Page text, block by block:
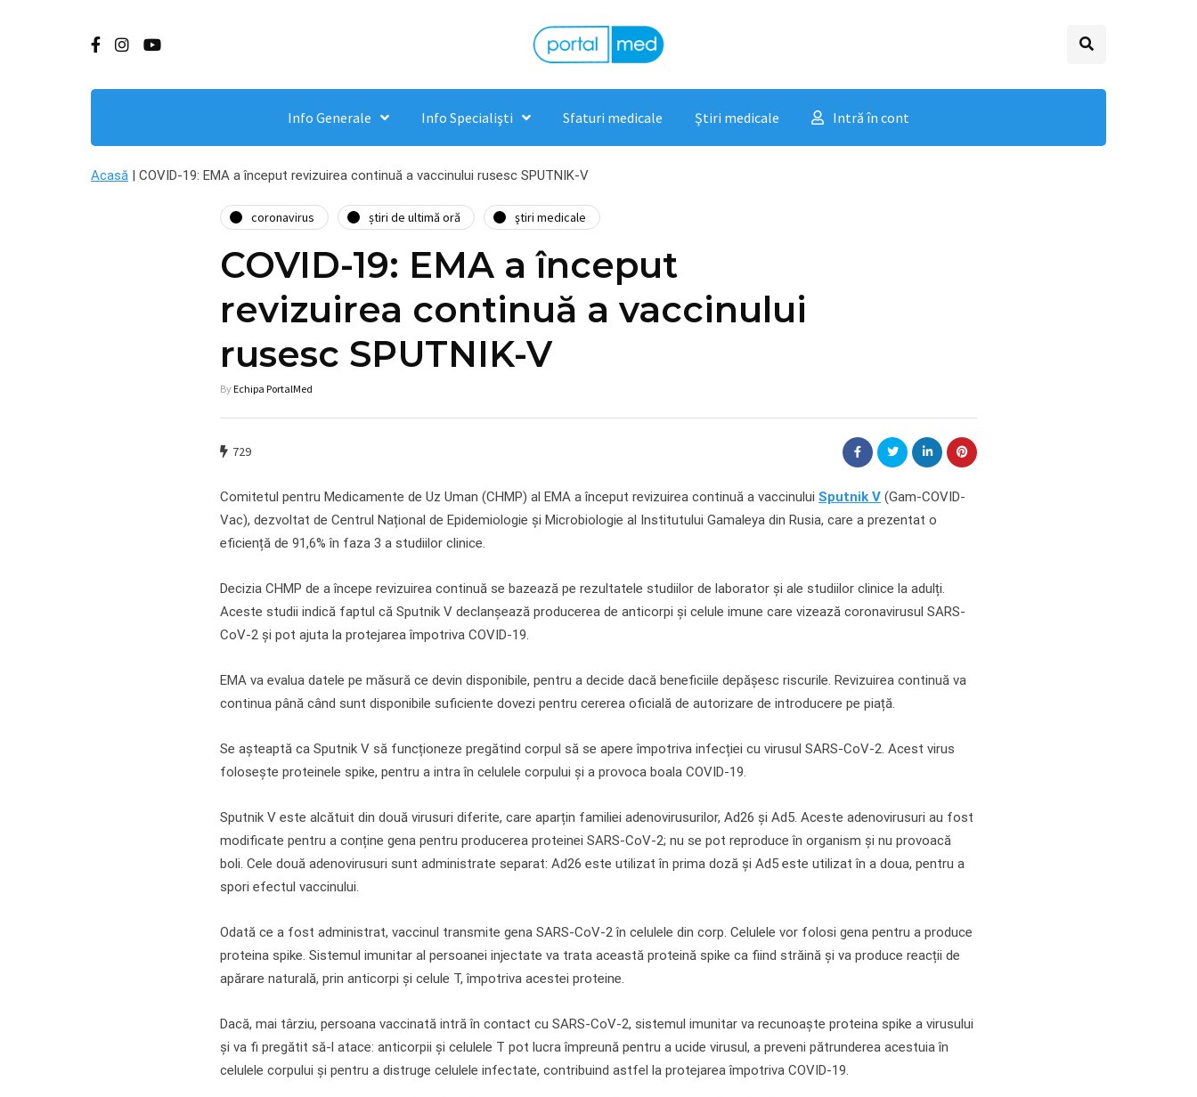
Info Generale Info Specialişti Sfaturi medicale Ştiri medicale Intră în cont
Acasă | COVID-19: EMA a început revizuirea continuă a vaccinului rusesc SPUTNIK-V
coronavirus știri de ultimă oră ştiri medicale
COVID-19: EMA a început
revizuirea continuă a vaccinului
rusesc SPUTNIK-V
By Echipa PortalMed
729
Comitetul pentru Medicamente de Uz Uman (CHMP) al EMA a început revizuirea continuă a vaccinului Sputnik V (Gam-COVID-
Vac), dezvoltat de Centrul Național de Epidemiologie și Microbiologie al Institutului Gamaleya din Rusia, care a prezentat o
eficiență de 91,6% în faza 3 a studiilor clinice.
Decizia CHMP de a începe revizuirea continuă se bazează pe rezultatele studiilor de laborator și ale studiilor clinice la adulți.
Aceste studii indică faptul că Sputnik V declanșează producerea de anticorpi și celule imune care vizează coronavirusul SARS-
CoV-2 și pot ajuta la protejarea împotriva COVID-19.
EMA va evalua datele pe măsură ce devin disponibile, pentru a decide dacă beneficiile depășesc riscurile. Revizuirea continuă va
continua până când sunt disponibile suficiente dovezi pentru cererea oficială de autorizare de introducere pe piață.
Se așteaptă ca Sputnik V să funcționeze pregătind corpul să se apere împotriva infecției cu virusul SARS-CoV-2. Acest virus
folosește proteinele ​​spike, pentru a intra în celulele corpului și a provoca boala COVID-19.
Sputnik V este alcătuit din două virusuri diferite, care aparțin familiei adenovirusurilor, Ad26 și Ad5. Aceste adenovirusuri au fost
modificate pentru a conține gena pentru producerea proteinei SARS-CoV-2; nu se pot reproduce în organism și nu provoacă
boli. Cele două adenovirusuri sunt administrate separat: Ad26 este utilizat în prima doză și Ad5 este utilizat în a doua, pentru a
spori efectul vaccinului.
Odată ce a fost administrat, vaccinul transmite gena SARS-CoV-2 în celulele din corp. Celulele vor folosi gena pentru a produce
proteina spike. Sistemul imunitar al persoanei injectate va trata această proteină spike ca fiind străină și va produce reacții de
apărare naturală, prin anticorpi și celule T, împotriva acestei proteine.
Dacă, mai târziu, persoana vaccinată intră în contact cu SARS-CoV-2, sistemul imunitar va recunoaște proteina spike a virusului
și va fi pregătit să-l atace: anticorpii și celulele T pot lucra împreună pentru a ucide virusul, a preveni pătrunderea acestuia în
celulele corpului și pentru a distruge celulele infectate, contribuind astfel la protejarea împotriva COVID-19.